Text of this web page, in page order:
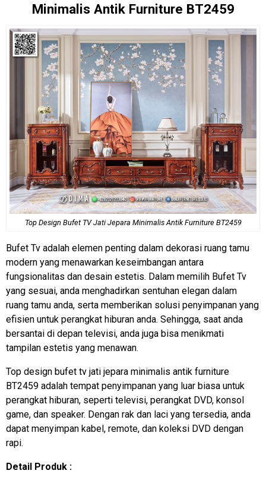
Minimalis Antik Furniture BT2459
Top Design Bufet TV JatiJepara Minimalis Antik Furniture BT2459
Bufet Tv adalah elemen penting dalam dekorasi ruang tamu
modern yang menawarkan keseimbangan antara
fungsionalitas dan desain estetis. Dalam memilih Bufet Tv
yang sesuai, anda menghadirkan sentuhan elegan dalam
ruang tamu anda, serta memberikan solusi penyimpanan yang
efisien untuk perangkat hiburan anda. Sehingga, saat anda
bersantai di depan televisi, anda juga bisa menikmati
tampilan estetis yang menawan.
Top design bufet tv jati jepara minimalis antik furniture
BT2459 adalah tempat penyimpanan yang luar biasa untuk
perangkat hiburan, seperti televisi, perangkat DVD, konsol
game, dan speaker. Dengan rak dan laci yang tersedia, anda
dapat menyimpan kabel, remote, dan koleksi DVD dengan
rapi.
Detail Produk :